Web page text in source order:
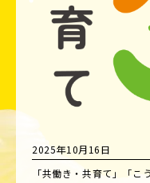
2025年10月16日
「共働き・共育て」「